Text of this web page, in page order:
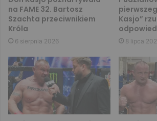
na FAME 32. Bartosz
Szachta przeciwnikiem
Króla
6 sierpnia 2026
Kasjo”
8 lipca